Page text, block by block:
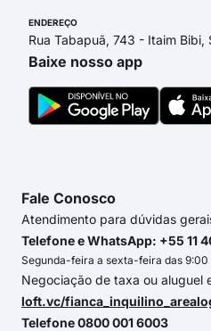
ENDEREÇO
Rua Tabapuã, 743 - Itaim Bibi,
Baixe nosso app
Fale Conosco
Atendimento para dúvidas
Telefone e WhatsApp: +55 11
Segunda-feira a sexta-feira das 9:00
Negociação de taxa ou aluguel
loft.vc/
Telefone 0800 001 6003